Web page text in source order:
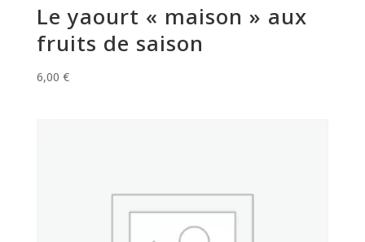
Le yaourt « maison » aux
fruits de saison
6,00 €